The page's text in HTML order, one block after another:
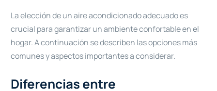
La elección de un aire acondicionado adecuado es
crucial para garantizar un ambiente confortable en el
hogar. A continuación se describen las opciones más
comunes y aspectos importantes a considerar.
Diferencias entre